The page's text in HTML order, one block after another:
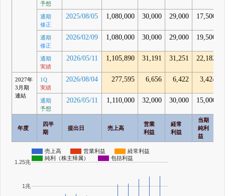
予想
通期
修正
2025/08/05 1,080,000 30,000 29,000 17,500
通期
修正
2026/02/09 1,080,000 30,000 29,000 19,500
通期
実績
2026/05/11 1,105,890 31,191 31,251 22,182
2027年
3月期
連結
1Q
実績
2026/08/04 277,595 6,656 6,422 3,424
通期
予想
2026/05/11 1,110,000 32,000 30,000 15,000
年度
四半
期
提出日 売上高
営業
利益
経常
利益
当期
純利
益
売上高 営業利益
経常利益
純利（株主帰属）
包括利益
1兆
1.25兆